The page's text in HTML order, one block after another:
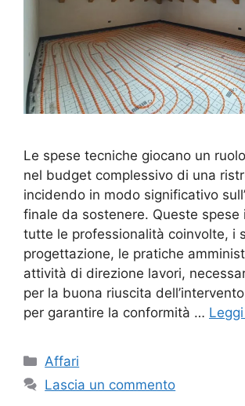
Le spese tecniche giocano un
nel budget complessivo di una
incidendo in modo significativo
finale da sostenere. Queste spese
tutte le professionalità coinvolte, i
progettazione, le pratiche
attività di direzione lavori,
per la buona riuscita
per garantire la conformità …
Categorie
Affari
Lascia un commento